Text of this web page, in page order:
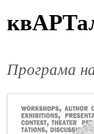
Програма